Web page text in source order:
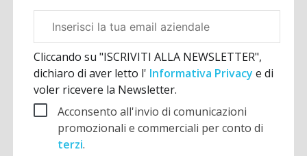
aziendale
Cliccando su "ISCRIVITI ALLA NEWSLETTER",
dichiaro di aver letto l' Informativa Privacye di
voler ricevere la Newsletter.
Acconsento all'invio di comunicazioni
promozionali e commerciali per conto di
terzi.